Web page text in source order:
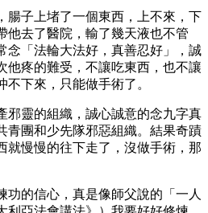
腸子上堵了一個東西，上不來，下
他去了醫院，輸了幾天液也不管
念「法輪大法好，真善忍好」，誠
他疼的難受，不讓吃東西，也不讓
下來，只能做手術了。
邪靈的組織，誠心誠意的念九字真
青團和少先隊邪惡組織。結果奇蹟
就慢慢的往下走了，沒做手術，那
功的信心，真是像師父說的「一人